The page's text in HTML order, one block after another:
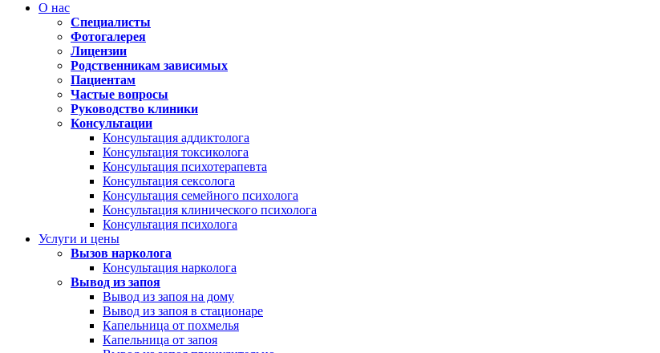
О нас
Специалисты
Фотогалерея
Лицензии
Родственникам зависимых
Пациентам
Частые вопросы
Руководство клиники
Консультации
Консультация аддиктолога
Консультация токсиколога
Консультация психотерапевта
Консультация сексолога
Консультация семейного психолога
Консультация клинического психолога
Консультация психолога
Услуги и цены
Вызов нарколога
Консультация нарколога
Вывод из запоя
Вывод из запоя на дому
Вывод из запоя в стационаре
Капельница от похмелья
Капельница от запоя